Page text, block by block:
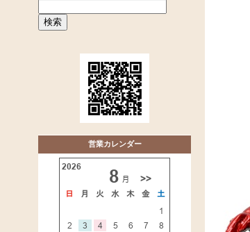
営業カレンダー